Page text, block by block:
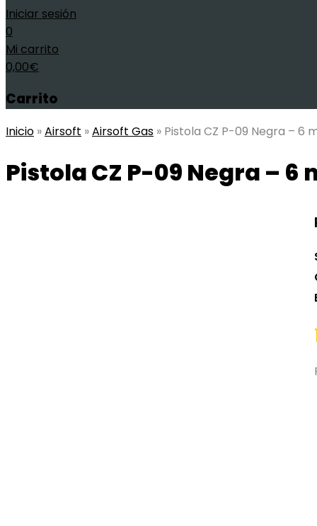
Iniciar sesión
0
Mi carrito
0,00€
Carrito
Inicio »Airsoft »Airsoft Gas » Pistola CZ P-09 Negra – 6
Pistola CZ P-09 Negra – 6